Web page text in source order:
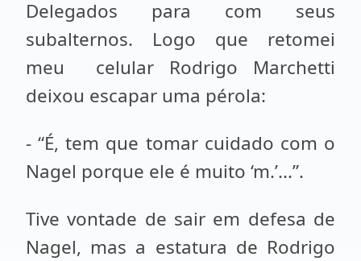
Delegados para com seus
subalternos. Logo que retomei
meu celular Rodrigo Marchetti
deixou escapar uma pérola:
- “É, tem que tomar cuidado com o
Nagel porque ele é muito ‘m.’...”.
Tive vontade de sair em defesa de
Nagel, mas a estatura de Rodrigo